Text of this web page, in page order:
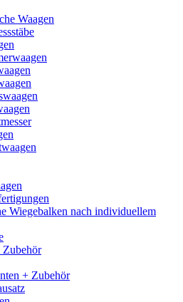
Waagen
Wiegebalken nach individuellem
Zubehör
+ Zubehör